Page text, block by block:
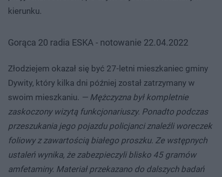
kierunku.
Gorąca 20 radia ESKA - notowanie 22.04.2022
Złodziejem okazał się być 27-letni mieszkaniec gminy
Dywity, który kilka dni później został zatrzymany w
swoim mieszkaniu. — Mężczyzna był kompletnie
zaskoczony wizytą funkcjonariuszy. Ponadto podczas
przeszukania jego pojazdu policjanci znaleźli woreczek
foliowy z zawartością białego proszku. Ze wstępnych
ustaleń wynika, że zabezpieczyli blisko 45 gramów
amfetaminy. Materiał przekazano do dalszych badań